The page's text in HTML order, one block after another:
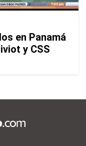
en Panamá
y CSS